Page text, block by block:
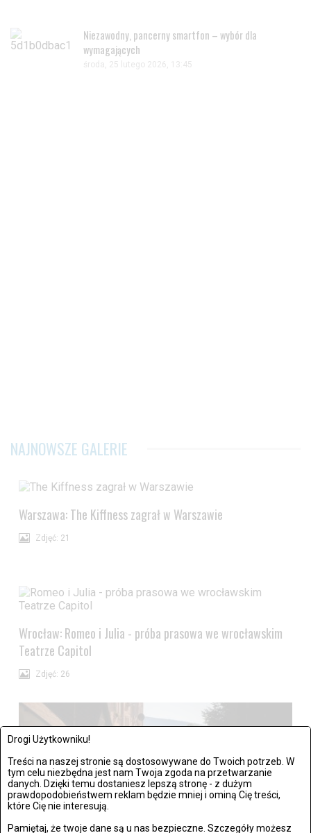
Drogi Użytkowniku!
Treści na naszej stronie są dostosowywane do Twoich potrzeb. W
tym celu niezbędna jest nam Twoja zgoda na przetwarzanie
danych. Dzięki temu dostaniesz lepszą stronę - z dużym
prawdopodobieństwem reklam będzie mniej i ominą Cię treści,
które Cię nie interesują.
Pamiętaj, że twoje dane są u nas bezpieczne. Szczegóły możesz
Niezawodny, pancerny smartfon – wybór dla
wymagających
środa, 25 lutego 2026, 13:45
NAJNOWSZE GALERIE
Warszawa: The Kiffness zagrał w Warszawie
Zdjęć: 21
Wrocław: Romeo i Julia - próba prasowa we wrocławskim
Teatrze Capitol
Zdjęć: 26